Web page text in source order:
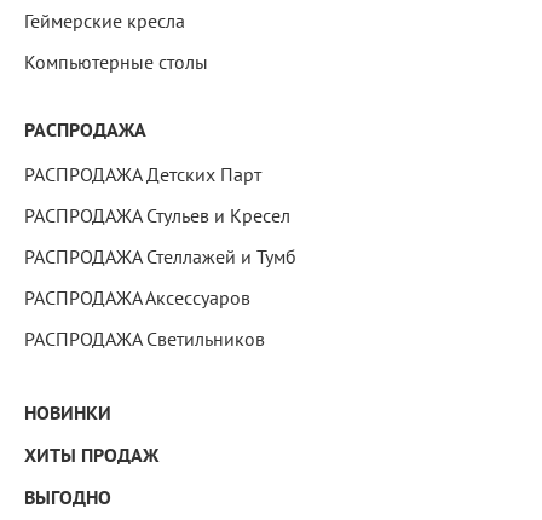
Геймерские кресла
Компьютерные столы
РАСПРОДАЖА
РАСПРОДАЖА Детских Парт
РАСПРОДАЖА Стульев и Кресел
РАСПРОДАЖА Стеллажей и Тумб
РАСПРОДАЖА Аксессуаров
РАСПРОДАЖА Светильников
НОВИНКИ
ХИТЫ ПРОДАЖ
ВЫГОДНО